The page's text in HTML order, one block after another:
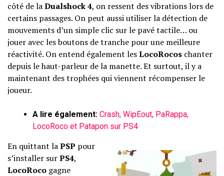
côté de laDualshock 4, on ressent des vibrations lors de
certains passages. On peut aussi utiliser la détection de
mouvements d’un simple clic sur le pavé tactile… ou
jouer avec les boutons de tranche pour une meilleure
réactivité. On entend également lesLocoRocos chanter
depuis le haut-parleur de la manette. Et surtout, il y a
maintenant des trophées qui viennent récompenser le
joueur.
A lire également: Crash, WipEout, PaRappa,
LocoRoco et Patapon sur PS4
En quittant laPSP pour
s’installer surPS4,
LocoRoco gagne